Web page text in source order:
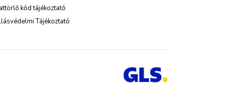
kód tájékoztató
Tájékoztató